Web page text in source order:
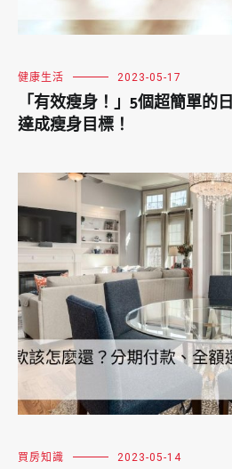
健康生活 2023-05-17
「有效瘦身！」5個超簡單的
達成瘦身目標！
買房知識 2023-05-14